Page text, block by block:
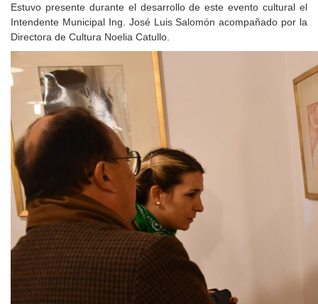
Estuvo presente durante el desarrollo de este evento cultural el
Intendente Municipal Ing. José Luis Salomón acompañado por la
Directora de Cultura Noelia Catullo.